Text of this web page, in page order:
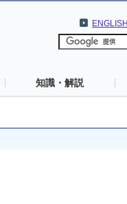
ENGLISH
知識・解説